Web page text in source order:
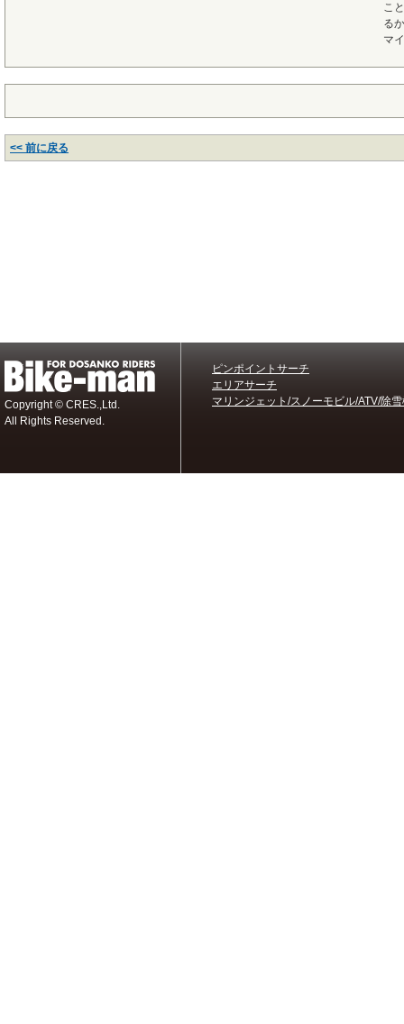
こ
る
マ
<< 前に戻る
Copyright © CRES.,Ltd.
All Rights Reserved.
ピンポイントサーチ
エリアサーチ
マリンジェット/スノーモビル/ATV/除